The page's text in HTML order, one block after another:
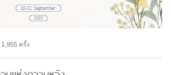
1,955 ครั้ง